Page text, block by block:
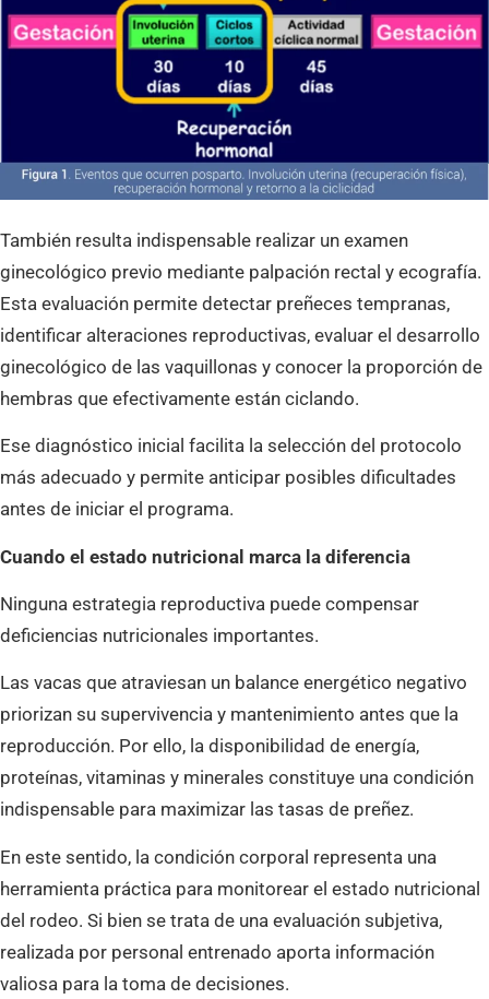
También resulta indispensable realizar un examen
ginecológico previo mediante palpación rectal y ecografía.
Esta evaluación permite detectar preñeces tempranas,
identificar alteraciones reproductivas, evaluar el desarrollo
ginecológico de las vaquillonas y conocer la proporción de
hembras que efectivamente están ciclando.
Ese diagnóstico inicial facilita la selección del protocolo
más adecuado y permite anticipar posibles dificultades
antes de iniciar el programa.
Cuando el estado nutricional marca la diferencia
Ninguna estrategia reproductiva puede compensar
deficiencias nutricionales importantes.
Las vacas que atraviesan un balance energético negativo
priorizan su supervivencia y mantenimiento antes que la
reproducción. Por ello, la disponibilidad de energía,
proteínas, vitaminas y minerales constituye una condición
indispensable para maximizar las tasas de preñez.
En este sentido, la condición corporal representa una
herramienta práctica para monitorear el estado nutricional
del rodeo. Si bien se trata de una evaluación subjetiva,
realizada por personal entrenado aporta información
valiosa para la toma de decisiones.